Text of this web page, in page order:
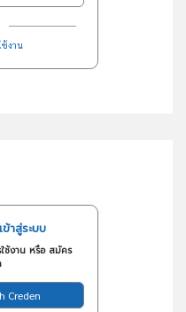
งาน
าสู่ระบบ
ช้งาน หรือ สมัคร
Creden